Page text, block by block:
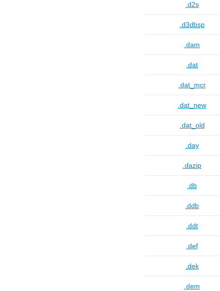
.d2s
.d3dbsp
.dam
.dat
.dat_mcr
.dat_new
.dat_old
.day
.dazip
.db
.ddb
.ddt
.def
.dek
.dem